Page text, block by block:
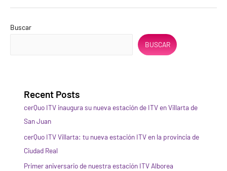
Buscar
BUSCAR
Recent Posts
cerQuo ITV inaugura su nueva estación de ITV en Villarta de
San Juan
cerQuo ITV Villarta: tu nueva estación ITV en la provincia de
Ciudad Real
Primer aniversario de nuestra estación ITV Alborea